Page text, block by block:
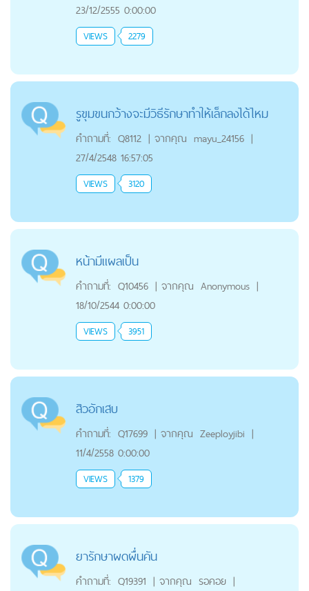
23/12/2555 0:00:00
VIEWS 2279
รูขุมขนกว้างจะมีวิธีรักษาทำให้เล็กลงได้ไหม
คำถามที่: Q8112 | จากคุณ mayu_24156 |
27/4/2548 16:57:05
VIEWS 3120
หน้ามีแผลเป็น
คำถามที่: Q10456 | จากคุณ Anonymous |
18/10/2544 0:00:00
VIEWS 3951
สิวอักเสบ
คำถามที่: Q17699 | จากคุณ Zeeployjibi |
11/4/2558 0:00:00
VIEWS 1379
ยารักษาผดผื่นคัน
คำถามที่: Q19391 | จากคุณ รอคอย |